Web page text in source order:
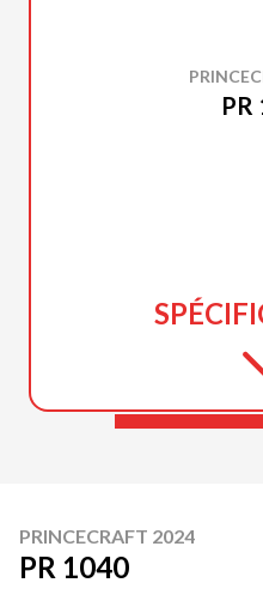
PR
PRINCECRAFT 2024
PR 1040